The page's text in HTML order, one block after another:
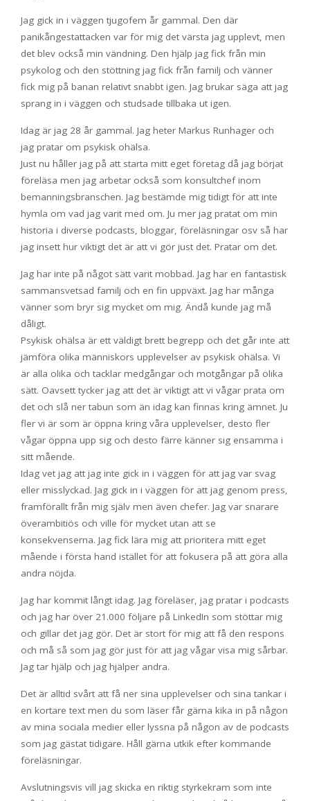
Jag gick in i väggen tjugofem år gammal. Den där
panikångestattacken var för mig det värsta jag upplevt, men
det blev också min vändning. Den hjälp jag fick från min
psykolog och den stöttning jag fick från familj och vänner
fick mig på banan relativt snabbt igen. Jag brukar säga att jag
sprang in i väggen och studsade tillbaka ut igen.
Idag är jag 28 år gammal. Jag heter Markus Runhager och
jag pratar om psykisk ohälsa.
Just nu håller jag på att starta mitt eget företag då jag börjat
föreläsa men jag arbetar också som konsultchef inom
bemanningsbranschen. Jag bestämde mig tidigt för att inte
hymla om vad jag varit med om. Ju mer jag pratat om min
historia i diverse podcasts, bloggar, föreläsningar osv så har
jag insett hur viktigt det är att vi gör just det. Pratar om det.
Jag har inte på något sätt varit mobbad. Jag har en fantastisk
sammansvetsad familj och en fin uppväxt. Jag har många
vänner som bryr sig mycket om mig. Ändå kunde jag må
dåligt.
Psykisk ohälsa är ett väldigt brett begrepp och det går inte att
jämföra olika människors upplevelser av psykisk ohälsa. Vi
är alla olika och tacklar medgångar och motgångar på olika
sätt. Oavsett tycker jag att det är viktigt att vi vågar prata om
det och slå ner tabun som än idag kan finnas kring ämnet. Ju
fler vi är som är öppna kring våra upplevelser, desto fler
vågar öppna upp sig och desto färre känner sig ensamma i
sitt mående.
Idag vet jag att jag inte gick in i väggen för att jag var svag
eller misslyckad. Jag gick in i väggen för att jag genom press,
framförallt från mig själv men även chefer. Jag var snarare
överambitiös och ville för mycket utan att se
konsekvenserna. Jag fick lära mig att prioritera mitt eget
mående i första hand istället för att fokusera på att göra alla
andra nöjda.
Jag har kommit långt idag. Jag föreläser, jag pratar i podcasts
och jag har över 21.000 följare på LinkedIn som stöttar mig
och gillar det jag gör. Det är stort för mig att få den respons
och må så som jag gör just för att jag vågar visa mig sårbar.
Jag tar hjälp och jag hjälper andra.
Det är alltid svårt att få ner sina upplevelser och sina tankar i
en kortare text men du som läser får gärna kika in på någon
av mina sociala medier eller lyssna på någon av de podcasts
som jag gästat tidigare. Håll gärna utkik efter kommande
föreläsningar.
Avslutningsvis vill jag skicka en riktig styrkekram som inte